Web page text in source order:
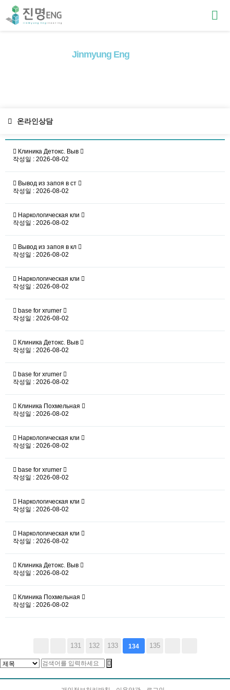
Jinmyung Eng
온라인상담
Клиника Детокс. Выв
작성일 : 2026-08-02
Вывод из запоя в ст
작성일 : 2026-08-02
Наркологическая кли
작성일 : 2026-08-02
Вывод из запоя в кл
작성일 : 2026-08-02
Наркологическая кли
작성일 : 2026-08-02
base for xrumer
작성일 : 2026-08-02
Клиника Детокс. Выв
작성일 : 2026-08-02
base for xrumer
작성일 : 2026-08-02
Клиника Похмельная
작성일 : 2026-08-02
Наркологическая кли
작성일 : 2026-08-02
base for xrumer
작성일 : 2026-08-02
Наркологическая кли
작성일 : 2026-08-02
Наркологическая кли
작성일 : 2026-08-02
Клиника Детокс. Выв
작성일 : 2026-08-02
Клиника Похмельная
작성일 : 2026-08-02
131 132 133 134 135